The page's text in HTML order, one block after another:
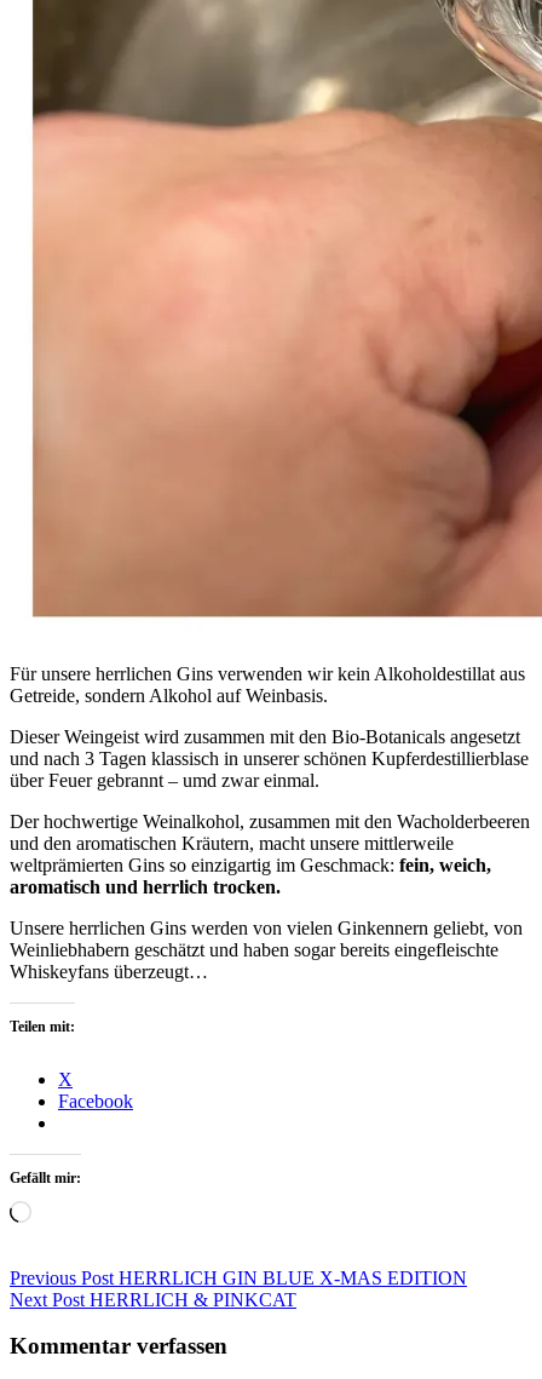
Für unsere herrlichen Gins verwenden wir kein Alkoholdestillat aus
Getreide, sondern Alkohol auf Weinbasis.
Dieser Weingeist wird zusammen mit den Bio-Botanicals angesetzt
und nach 3 Tagen klassisch in unserer schönen Kupferdestillierblase
über Feuer gebrannt – umd zwar einmal.
Der hochwertige Weinalkohol, zusammen mit den Wacholderbeeren
und den aromatischen Kräutern, macht unsere mittlerweile
weltprämierten Gins so einzigartig im Geschmack: fein, weich,
aromatisch und herrlich trocken.
Unsere herrlichen Gins werden von vielen Ginkennern geliebt, von
Weinliebhabern geschätzt und haben sogarbereits eingefleischte
Whiskeyfans überzeugt…
Teilen mit:
X
Facebook
Gefällt mir:
Wird
Beitragsnavigation
Previous Post HERRLICH GIN BLUE X-MAS EDITION
Next Post HERRLICH & PINKCAT
Kommentar verfassen